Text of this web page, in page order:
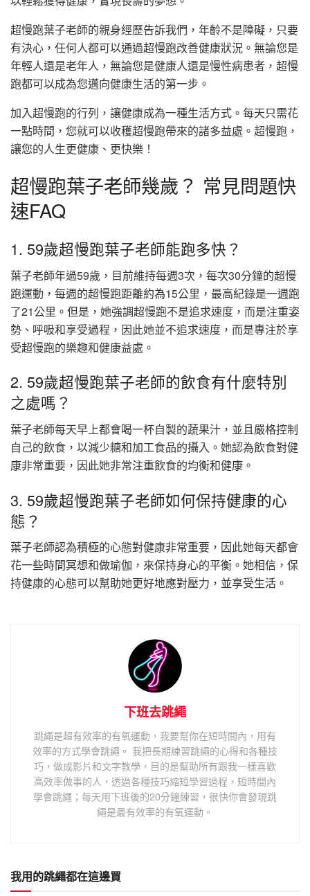
超慢跑葉子老師的親身經歷告訴我們，年齡不是障礙，只要
有決心，任何人都可以通過超慢跑改善健康狀況。無論您是
年輕人還是老年人，無論您是健康人還是慢性病患者，超慢
跑都可以成為您邁向健康生活的第一步。
加入超慢跑的行列，讓健康成為一種生活方式。每天只需花
一點時間，您就可以收穫超慢跑帶來的諸多益處。超慢跑，
讓您的人生更健康、更快樂！
超慢跑葉子老師幾歲？ 常見問題快
速FAQ
1. 59歲超慢跑葉子老師能跑多快？
葉子老師年過59歲，目前維持每週3次，每次30分鐘的超慢
跑運動，每週的超慢跑距離約為15公里，最高紀錄是一週跑
了21公里。但是，她強調超慢跑不是追求速度，而是注重姿
勢、呼吸和享受過程，因此她並不追求速度，而是專注於享
受超慢跑的樂趣和健康益處。
2. 59歲超慢跑葉子老師的飲食有什麼特別
之處嗎？
葉子老師每天早上都會喝一杯自製的蔬果汁，並且嚴格控制
自己的飲食，以減少糖和加工食品的攝入。她認為飲食對健
康非常重要，因此她非常注重飲食的均衡和健康。
3. 59歲超慢跑葉子老師如何保持健康的心
態？
葉子老師認為積極的心態對健康非常重要，因此她每天都會
花一些時間冥想和做瑜伽，來保持身心的平衡。她相信，保
持健康的心態可以幫助她更好地應對壓力，並享受生活。
下班去跳繩
跳繩是超有效率的有氧運動，我要幫你在短時間內，用有
效率的方式學會跳繩。 我把長期練習跳繩的心得和各種技
巧，做成影片和文字教學，目的是幫助所有跟我一樣喜歡
高效率做事的人，透過各種技巧縮短學習過程，短時間內
學會跳繩；每天用下班後的20分鐘練習，很快你會發現跳
繩是最有效率的有氧運動。
我用的跳繩都在這邊買